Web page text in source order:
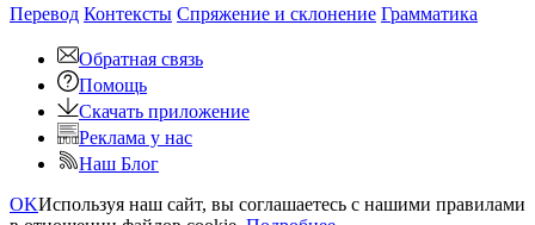
Перевод Контексты Спряжение и склонение Грамматика
Обратная связь
Помощь
Скачать приложение
Реклама у нас
Наш Блог
OKИспользуя наш сайт, вы соглашаетесь с нашими правилами